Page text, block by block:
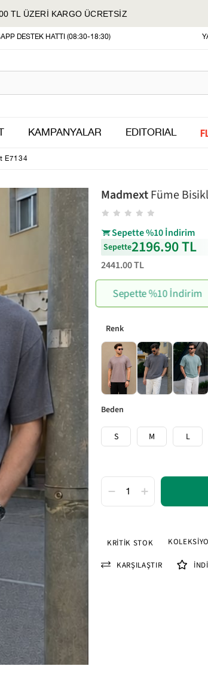
TL ÜZERİ KARGO ÜCRETSİZ
DESTEK HATTI (08:30-18:30)
KAMPANYALAR EDITORIAL
E7134
MadmextFüme
Sepette %10 İndirim
Sepette2196.90 TL
2441.00 TL
Sepette %10 İndirim
beden
S M L
KRITIK STOK
KARŞILAŞTIR